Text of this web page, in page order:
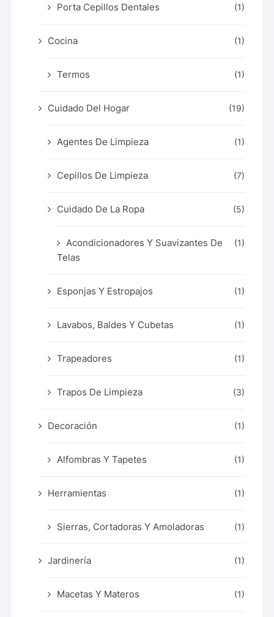
Porta Cepillos Dentales (1)
Cocina (1)
Termos (1)
Cuidado Del Hogar (19)
Agentes De Limpieza (1)
Cepillos De Limpieza (7)
Cuidado De La Ropa (5)
Acondicionadores Y Suavizantes De
Telas
(1)
Esponjas Y Estropajos (1)
Lavabos, Baldes Y Cubetas (1)
Trapeadores (1)
Trapos De Limpieza (3)
Decoración (1)
Alfombras Y Tapetes (1)
Herramientas (1)
Sierras, Cortadoras Y Amoladoras (1)
Jardinería (1)
Macetas Y Materos (1)